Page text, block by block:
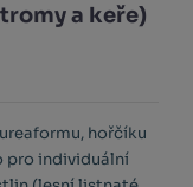
a keře)
hořčíku
pro individuální